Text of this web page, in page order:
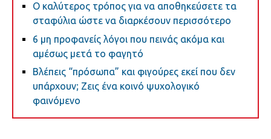
Ο καλύτερος τρόπος για να αποθηκεύσετε τα
σταφύλια ώστε να διαρκέσουν περισσότερο
6 μη προφανείς λόγοι που πεινάς ακόμα και
αμέσως μετά το φαγητό
Βλέπεις “πρόσωπα” και φιγούρες εκεί που δεν
υπάρχουν; Ζεις ένα κοινό ψυχολογικό
φαινόμενο